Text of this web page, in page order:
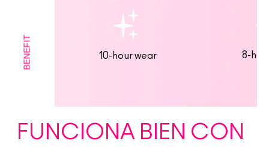
BENEFIT 10-hour wear 8-
FUNCIONA BIEN CON